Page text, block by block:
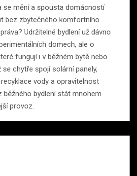
se mění a spousta domácností
bez zbytečného komfortního
Udržitelné bydlení už dávno
domech, ale o
fungují i v běžném bytě nebo
chytře spojí solární panely,
vody a opravitelnost
běžného bydlení stát mnohem
provoz.